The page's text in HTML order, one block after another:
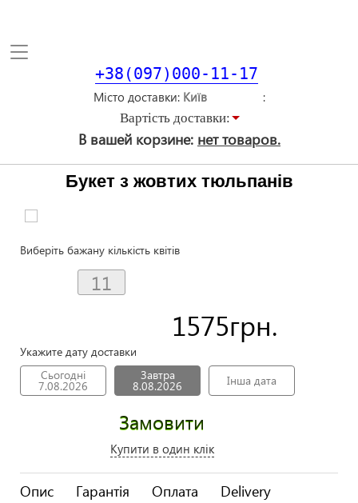
Toggle
+38(097)000-11-17
Місто доставки
Вартiсть доставки:
В вашей корзине: нет товаров.
Букет з жовтих тюльпанів
Виберіть бажану кількість квітів
1575грн.
Укажите дату доставки
Сьогодні
7.08.2026
Завтра
8.08.2026 Інша дата
Замовити
Купити в один клік
Опис Гарантія Оплата Delivery